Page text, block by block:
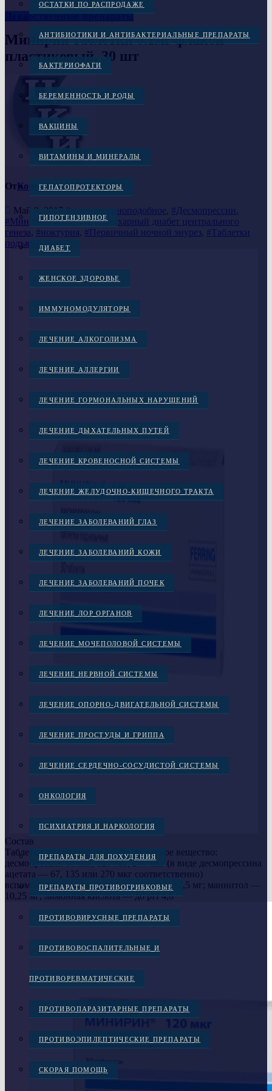
ОСТАТКИ ПО РАСПРОДАЖЕ
АНТИБИОТИКИ И АНТИБАКТЕРИАЛЬНЫЕ ПРЕПАРАТЫ
БАКТЕРИОФАГИ
БЕРЕМЕННОСТЬ И РОДЫ
ВАКЦИНЫ
ВИТАМИНЫ И МИНЕРАЛЫ
ГЕПАТОПРОТЕКТОРЫ
ГИПОТЕНЗИВНОЕ
ДИАБЕТ
ЖЕНСКОЕ ЗДОРОВЬЕ
ИММУНОМОДУЛЯТОРЫ
ЛЕЧЕНИЕ АЛКОГОЛИЗМА
ЛЕЧЕНИЕ АЛЛЕРГИИ
ЛЕЧЕНИЕ ГОРМОНАЛЬНЫХ НАРУШЕНИЙ
ЛЕЧЕНИЕ ДЫХАТЕЛЬНЫХ ПУТЕЙ
ЛЕЧЕНИЕ КРОВЕНОСНОЙ СИСТЕМЫ
ЛЕЧЕНИЕ ЖЕЛУДОЧНО-КИШЕЧНОГО ТРАКТА
ЛЕЧЕНИЕ ЗАБОЛЕВАНИЙ ГЛАЗ
ЛЕЧЕНИЕ ЗАБОЛЕВАНИЙ КОЖИ
ЛЕЧЕНИЕ ЗАБОЛЕВАНИЙ ПОЧЕК
ЛЕЧЕНИЕ ЛОР ОРГАНОВ
ЛЕЧЕНИЕ МОЧЕПОЛОВОЙ СИСТЕМЫ
ЛЕЧЕНИЕ НЕРВНОЙ СИСТЕМЫ
ЛЕЧЕНИЕ ОПОРНО-ДВИГАТЕЛЬНОЙ СИСТЕМЫ
ЛЕЧЕНИЕ ПРОСТУДЫ И ГРИППА
ЛЕЧЕНИЕ СЕРДЕЧНО-СОСУДИСТОЙ СИСТЕМЫ
ОНКОЛОГИЯ
ПСИХИАТРИЯ И НАРКОЛОГИЯ
ПРЕПАРАТЫ ДЛЯ ПОХУДЕНИЯ
ПРЕПАРАТЫ ПРОТИВОГРИБКОВЫЕ
ПРОТИВОВИРУСНЫЕ ПРЕПАРАТЫ
ПРОТИВОВОСПАЛИТЕЛЬНЫЕ И
ПРОТИВОРЕВМАТИЧЕСКИЕ
ПРОТИВОПАРАЗИТАРНЫЕ ПРЕПАРАТЫ
ПРОТИВОЭПИЛЕПТИЧЕСКИЕ ПРЕПАРАТЫ
СКОРАЯ ПОМОЩЬ
Лекарственные препараты
Минирин таблетки 0.1мг флакон
пластиковый, 30 шт
ОтКонсультант ЦКИ
Май 9, 2017 #вазопрессиноподобное, #Десмопрессин,
#Минирин таблетки,#несахарный диабет центрального
генеза, #ноктурия, #Первичный ночной энурез, #Таблетки
подъязычные
Состав
Таблетки подъязычные 1 табл.Активное вещество:
десмопрессин 60 мкг, 120 мкг, 240 мкг (в виде десмопрессина
ацетата — 67, 135 или 270 мкг соответственно)
вспомогательные вещества: желатин — 12,5 мг; маннитол —
10,25 мг; лимонная кислота — до рН 4,8